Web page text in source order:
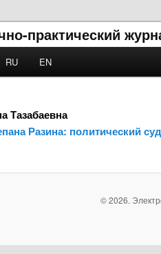
практический
RU EN
Тазабаевна
Разина: политический
© 2026.